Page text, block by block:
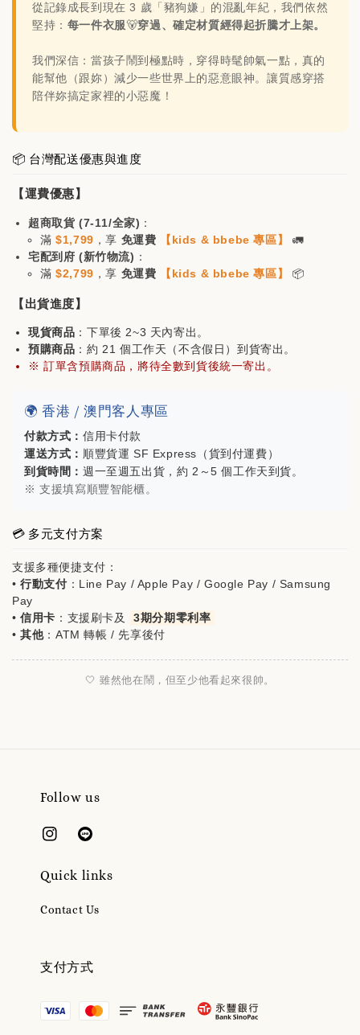
即可折價$200)
NT$ 980
NT$ 1,180
從記錄成長到現在 3 歲「豬狗嫌」的混亂年紀，我們依然
堅持： 每一件衣服🐻穿過、確定材質經得起折騰才上架。
我們深信：當孩子鬧到極點時，穿得時髦帥氣一點，真的
能幫他（跟妳）減少一些世界上的惡意眼神。讓質感穿搭
陪伴妳搞定家裡的小惡魔！
📦 台灣配送優惠與進度
【運費優惠】
超商取貨 (7-11/全家) ：
滿$1,799 ，享 免運費 【kids & bbebe 專區】
🚛
宅配到府 (新竹物流) ：
滿$2,799 ，享 免運費 【kids & bbebe 專區】 📦
【出貨進度】
現貨商品 ：下單後 2~3 天內寄出。
預購商品 ：約 21 個工作天（不含假日）到貨寄出。
※ 訂單含預購商品，將待全數到貨後統一寄出。
🌍 香港 / 澳門客人專區
付款方式： 信用卡付款
運送方式： 順豐貨運 SF Express（貨到付運費）
到貨時間： 週一至週五出貨，約 2～5 個工作天到貨。
※ 支援填寫順豐智能櫃。
💳 多元支付方案
支援多種便捷支付：
•行動支付 ：Line Pay / Apple Pay / Google Pay / Samsung
Pay
•信用卡 ：支援刷卡及
3期分期零利率
•其他：ATM 轉帳 / 先享後付
🤍 雖然他在鬧，但至少他看起來很帥。
Follow us
Quick links
Contact Us
支付方式